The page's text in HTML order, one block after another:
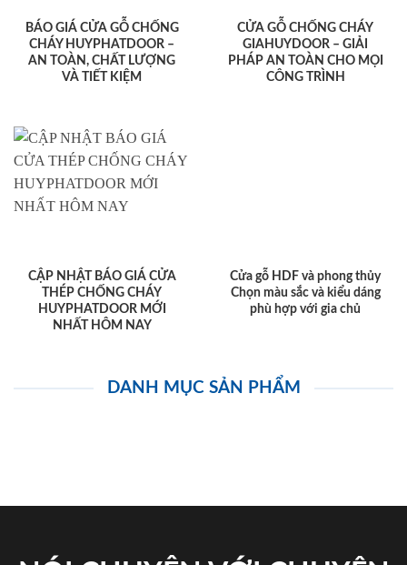
BÁO GIÁ CỬA GỖ CHỐNG
CHÁY HUYPHATDOOR –
AN TOÀN, CHẤT LƯỢNG
VÀ TIẾT KIỆM
CỬA GỖ CHỐNG CHÁY
GIAHUYDOOR – GIẢI
PHÁP AN TOÀN CHO MỌI
CÔNG TRÌNH
CẬP NHẬT BÁO GIÁ CỬA
THÉP CHỐNG CHÁY
HUYPHATDOOR MỚI
NHẤT HÔM NAY
Cửa gỗ HDF và phong thủy
Chọn màu sắc và kiểu dáng
phù hợp với gia chủ
DANH MỤC SẢN PHẨM